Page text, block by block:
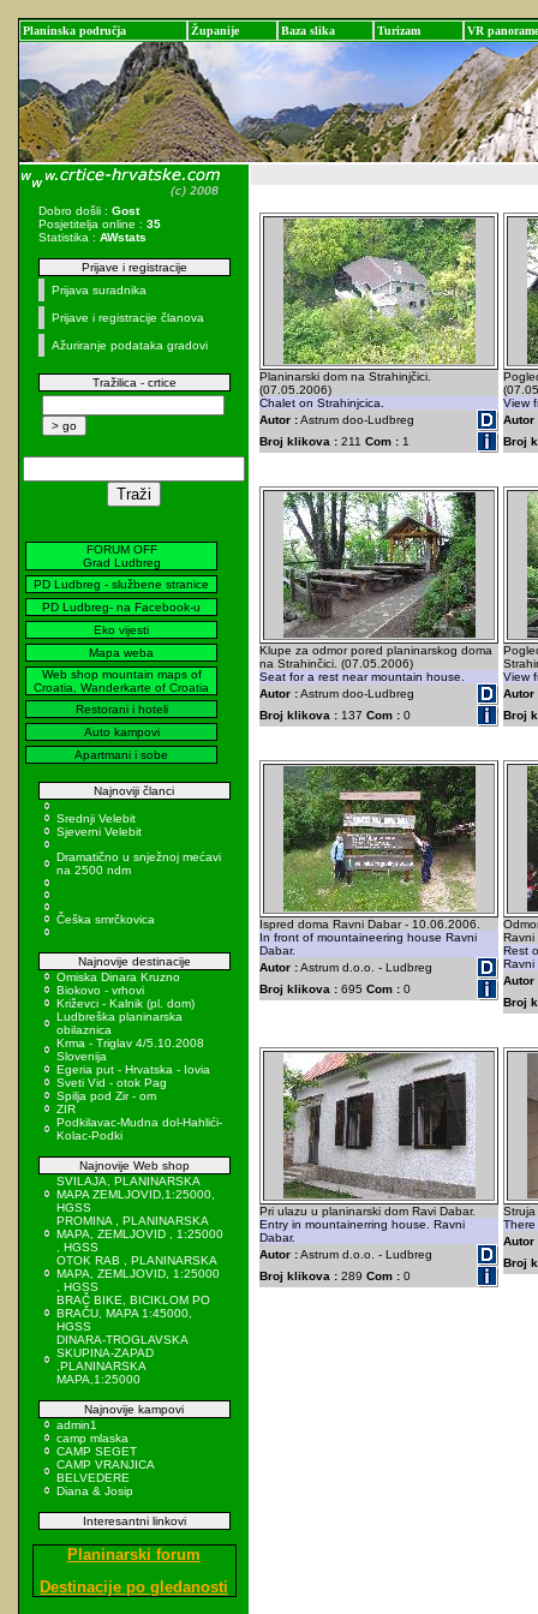
Planinska područja Županije Baza slika Turizam VR panorame
Dobro došli : Gost
Posjetitelja online : 35
Statistika : AWstats
Prijave i registracije
Prijava suradnika
Prijave i registracije članova
Ažuriranje podataka gradovi
Tražilica - crtice
FORUM OFF
Grad Ludbreg
PD Ludbreg - službene stranice
PD Ludbreg- na Facebook-u
Eko vijesti
Mapa weba
Web shop mountain maps of
Croatia, Wanderkarte of Croatia
Restorani i hoteli
Auto kampovi
Apartmani i sobe
Najnoviji članci
Srednji Velebit
Sjeverni Velebit
Dramatično u snježnoj mećavi
na 2500 ndm
Češka smrčkovica
Najnovije destinacije
Omiska Dinara Kruzno
Biokovo - vrhovi
Križevci - Kalnik (pl. dom)
Ludbreška planinarska
obilaznica
Krma - Triglav 4/5.10.2008
Slovenija
Egeria put - Hrvatska - Iovia
Sveti Vid - otok Pag
Spilja pod Zir - om
ZIR
Podkilavac-Mudna dol-Hahlići-
Kolac-Podki
Najnovije Web shop
SVILAJA, PLANINARSKA
MAPA ZEMLJOVID,1:25000,
HGSS
PROMINA , PLANINARSKA
MAPA, ZEMLJOVID , 1:25000
, HGSS
OTOK RAB , PLANINARSKA
MAPA, ZEMLJOVID, 1:25000
, HGSS
BRAČ BIKE, BICIKLOM PO
BRAČU, MAPA 1:45000,
HGSS
DINARA-TROGLAVSKA
SKUPINA-ZAPAD
,PLANINARSKA
MAPA,1:25000
Najnovije kampovi
admin1
camp mlaska
CAMP SEGET
CAMP VRANJICA
BELVEDERE
Diana & Josip
Interesantni linkovi
Planinarski forum
Destinacije po gledanosti
Planinarski dom na Strahinjčici.
(07.05.2006)
Chalet on Strahinjcica.
Autor :Astrum doo-Ludbreg
Broj klikova : 211 Com : 1
View
Autor
Broj
Klupe za odmor pored planinarskog doma
na Strahinčici. (07.05.2006)
Seat for a rest near mountain house.
Autor :Astrum doo-Ludbreg
Broj klikova : 137 Com : 0
View
Autor
Broj
Ispred doma Ravni Dabar - 10.06.2006.
In front of mountaineering house Ravni
Dabar.
Autor :Astrum d.o.o. - Ludbreg
Broj klikova : 695 Com : 0
Ravni
Rest
Ravni
Autor
Broj
Pri ulazu u planinarski dom Ravi Dabar.
Entry in mountainerring house. Ravni
Dabar.
Autor :Astrum d.o.o. - Ludbreg
Broj klikova : 289 Com : 0
Struja
There
Autor
Broj